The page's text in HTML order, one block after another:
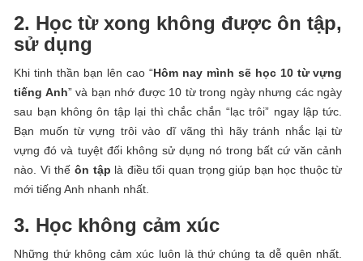
2. Học từ xong không được ôn tập,
sử dụng
Khi tinh thần bạn lên cao “Hôm nay mình sẽ học 10 từ vựng
tiếng Anh” và bạn nhớ được 10 từ trong ngày nhưng các ngày
sau bạn không ôn tập lại thì chắc chắn “lạc trôi” ngay lập tức.
Bạn muốn từ vựng trôi vào dĩ vãng thì hãy tránh nhắc lại từ
vựng đó và tuyệt đối không sử dụng nó trong bất cứ văn cảnh
nào. Vì thế ôn tập là điều tối quan trọng giúp bạn học thuộc từ
mới tiếng Anh nhanh nhất.
3. Học không cảm xúc
Những thứ không cảm xúc luôn là thứ chúng ta dễ quên nhất.